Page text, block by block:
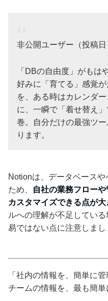
非公開ユーザー（投稿日
「DBの自由度」がもは
好みに「育てる」感覚
を、ある時はカレンダ
に、一瞬で「着せ替え
巻。自分だけの最強ツ
ります。
Notionは、データベース
ため、
自社の業務フロー
カスタマイズできる点が大
ルへの理解が不足してい
易ではない点に注意しまし
「社内の情報を、簡単に
チームの情報を、最も簡単